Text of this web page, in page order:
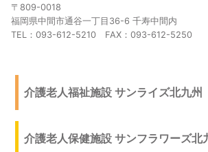
〒809-0018
福岡県中間市通谷一丁目36-6 千寿中間内
TEL：093-612-5210 FAX：093-612-5250
介護老人福祉施設 サンライズ北九州
介護老人保健施設 サンフラワーズ北